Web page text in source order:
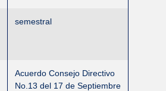
semestral
Acuerdo Consejo Directivo
No.13 del 17 de Septiembre